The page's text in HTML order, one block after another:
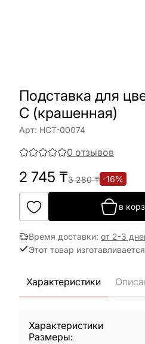
Подставка для
С (крашенная)
Арт: НСТ-00074
0 отзывов
2 745 ₸3 280₸ -16%
в
Время доставки: от 2-3
Этот товар
Характеристики
Характеристики
Размеры: